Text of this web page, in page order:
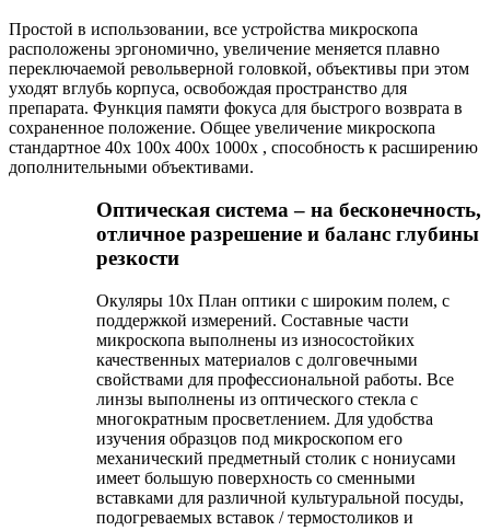
Простой в использовании, все устройства микроскопа
расположены эргономично, увеличение меняется плавно
переключаемой револьверной головкой, объективы при этом
уходят вглубь корпуса, освобождая пространство для
препарата. Функция памяти фокуса для быстрого возврата в
сохраненное положение. Общее увеличение микроскопа
стандартное 40x 100x 400x 1000x , способность к расширению
дополнительными объективами.
Оптическая система – на бесконечность,
отличное разрешение и баланс глубины
резкости
Окуляры 10x План оптики с широким полем, с
поддержкой измерений. Составные части
микроскопа выполнены из износостойких
качественных материалов с долговечными
свойствами для профессиональной работы. Все
линзы выполнены из оптического стекла с
многократным просветлением. Для удобства
изучения образцов под микроскопом его
механический предметный столик с нониусами
имеет большую поверхность со сменными
вставками для различной культуральной посуды,
подогреваемых вставок / термостоликов и